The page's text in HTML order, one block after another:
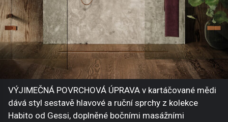
VÝJIMEČNÁ POVRCHOVÁ ÚPRAVA v kartáčované mědi
dává styl sestavě hlavové a ruční sprchy z kolekce
Habito od Gessi, doplněné bočními masážními